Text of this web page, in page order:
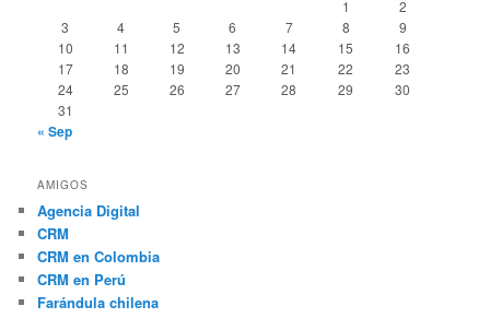
1
2
3
4 5 6 7 8
9
10
11 12 13 14 15
16
17
18 19 20 21 22
23
24
25 26 27 28 29
30
31
« Sep
AMIGOS
Agencia Digital
CRM
CRM en Colombia
CRM en Perú
Farándula chilena